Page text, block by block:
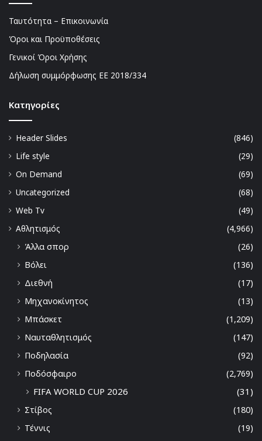
Ταυτότητα – Επικοινωνία
Όροι και Προϋποθέσεις
Γενικοί Όροι Χρήσης
Δήλωση συμμόρφωσης ΕΕ 2018/334
Kατηγορίες
Header Slides
(846)
Life style
(29)
On Demand
(69)
Uncategorized
(68)
Web Tv
(49)
Αθλητισμός
(4,966)
Άλλα σπορ
(26)
Βόλει
(136)
Διεθνή
(17)
Μηχανοκίνητος
(13)
Μπάσκετ
(1,209)
Ναυταθλητισμός
(147)
Ποδηλασία
(92)
Ποδόσφαιρο
(2,769)
FIFA WORLD CUP 2026 (31)
Στίβος
(180)
Τέννις
(19)